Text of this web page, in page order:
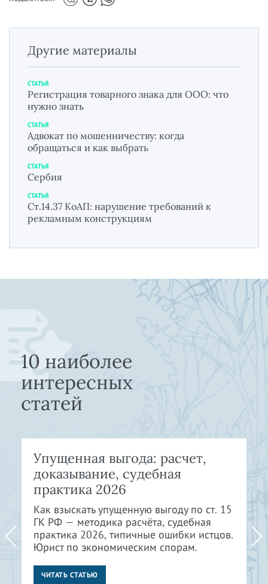
Другие материалы
СТАТЬЯ
Регистрация товарного знака для ООО: что
нужно знать
СТАТЬЯ
Адвокат по мошенничеству: когда
обращаться и как выбрать
СТАТЬЯ
Сербия
СТАТЬЯ
Ст.14.37 КоАП: нарушение требований к
рекламным конструкциям
10 наиболее
интересных
статей
Упущенная выгода: расчет,
доказывание, судебная
практика 2026
Как взыскать упущенную выгоду по ст. 15
ГК РФ — методика расчёта, судебная
практика 2026, типичные ошибки истцов.
Юрист по экономическим спорам.
ЧИТАТЬ СТАТЬЮ